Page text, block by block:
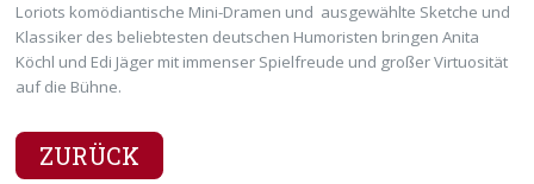
Loriots komödiantische Mini-Dramen und ausgewählte Sketche und
Klassiker des beliebtesten deutschen Humoristen bringen Anita
Köchl und Edi Jäger mit immenser Spielfreude und großer Virtuosität
auf die Bühne.
ZURÜCK